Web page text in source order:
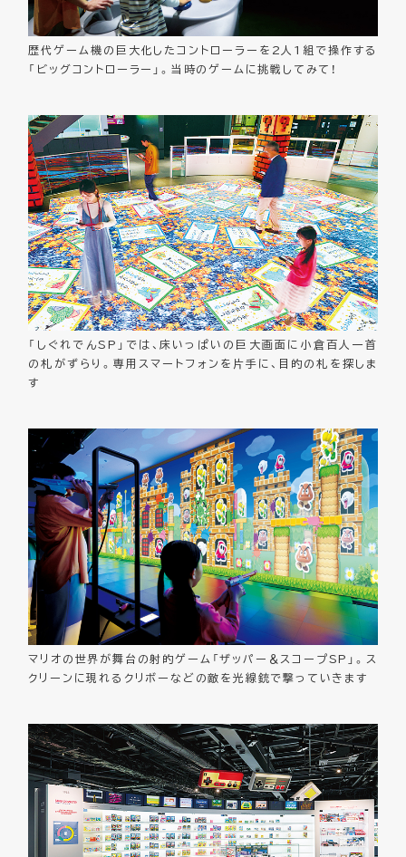
歴代ゲーム機の巨大化したコントローラーを2人1組で操作する
「ビッグコントローラー」。当時のゲームに挑戦してみて！
「しぐれでんSP」では、床いっぱいの巨大画面に小倉百人一首
の札がずらり。専用スマートフォンを片手に、目的の札を探しま
す
マリオの世界が舞台の射的ゲーム「ザッパー＆スコープSP」。ス
クリーンに現れるクリボーなどの敵を光線銃で撃っていきます